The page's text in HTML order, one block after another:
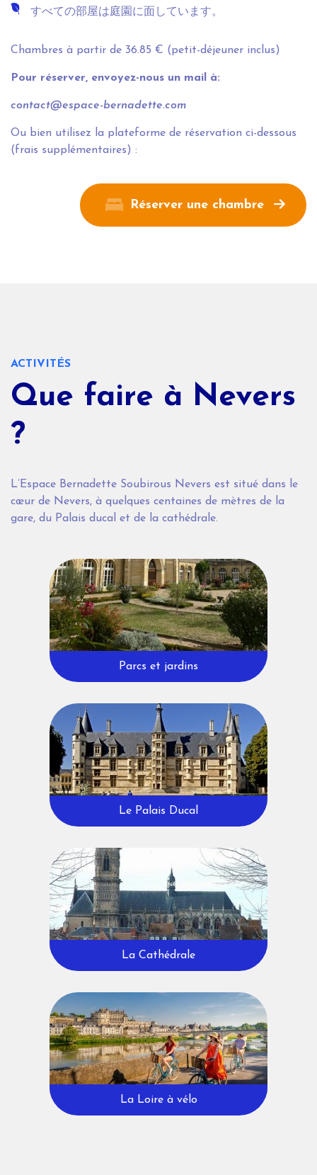
すべての部屋は庭園に面しています。
Chambres à partir de 36.85 € (petit-déjeuner inclus)
Pour réserver, envoyez-nous un mail à:
contact@espace-bernadette.com
Ou bien utilisez la plateforme de réservation ci-dessous
(frais supplémentaires) :
Réserver une chambre
ACTIVITÉS
Que faire à Nevers
?
L’Espace Bernadette Soubirous Nevers est situé dans le
cœur de Nevers, à quelques centaines de mètres de la
gare, du Palais ducal et de la cathédrale.
Parcs et jardins
Le Palais Ducal
La Cathédrale
La Loire à vélo